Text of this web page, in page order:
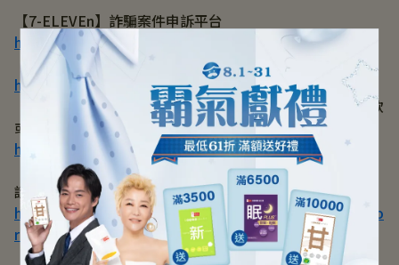
【7-ELEVEn】詐騙案件申訴平台
https://help.shopmore.com.tw/
【全家】Fun心取爭議包裹退貨申請平台
https://returns.com.tw/web/index.php
【萊爾富】請撥打EC客服專線 03-2866020申請退貨及退款​
https://www.hilife.com.tw/contactUs_consumer.aspx
【OK mart】請撥打OK mart 網購客服專線03-2631082申
請退貨及退款​或利用線上客服辦理
https://www.okmart.com.tw/information_contactUsFo
rm_ec